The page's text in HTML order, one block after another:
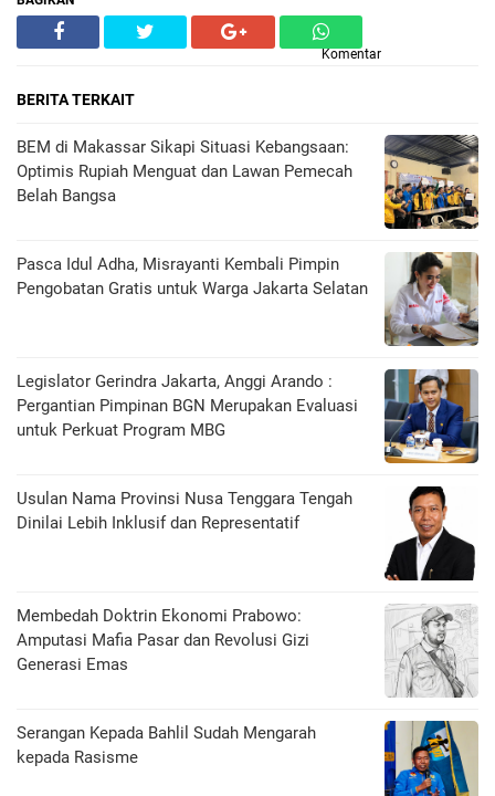
Komentar
BERITA TERKAIT
BEM di Makassar Sikapi Situasi Kebangsaan:
Optimis Rupiah Menguat dan Lawan Pemecah
Belah Bangsa
Pasca Idul Adha, Misrayanti Kembali Pimpin
Pengobatan Gratis untuk Warga Jakarta Selatan
Legislator Gerindra Jakarta, Anggi Arando :
Pergantian Pimpinan BGN Merupakan Evaluasi
untuk Perkuat Program MBG
Usulan Nama Provinsi Nusa Tenggara Tengah
Dinilai Lebih Inklusif dan Representatif
Membedah Doktrin Ekonomi Prabowo:
Amputasi Mafia Pasar dan Revolusi Gizi
Generasi Emas
Serangan Kepada Bahlil Sudah Mengarah
kepada Rasisme